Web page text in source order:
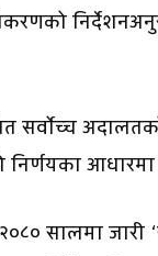
सर्वोच्च
निर्णयका
सालमा जारी